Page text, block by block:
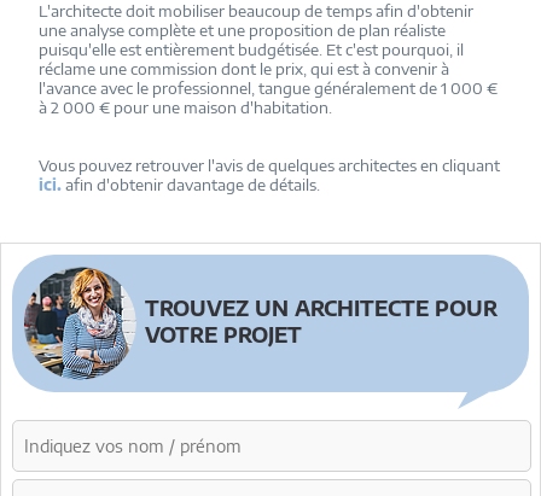
L'architecte doit mobiliser beaucoup de temps afin d'obtenir
une analyse complète et une proposition de plan réaliste
puisqu'elle est entièrement budgétisée. Et c'est pourquoi, il
réclame une commission dont le prix, qui est à convenir à
l'avance avec le professionnel, tangue généralement de 1 000 €
à 2 000 € pour une maison d'habitation.
Vous pouvez retrouver l'avis de quelques architectes en cliquant
ici.afin d'obtenir davantage de détails.
TROUVEZ UN ARCHITECTE POUR
VOTRE PROJET